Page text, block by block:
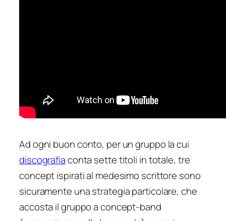
Ad ogni buon conto, per un gruppo la cui
discografiaconta sette titoli in totale, tre
concept ispirati al medesimo scrittore sono
sicuramente una strategia particolare, che
accosta il gruppo a concept-band